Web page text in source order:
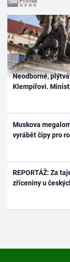
Neodborné,
Klempířovi.
Muskova
vyrábět čipy pro
REPORTÁŽ: Za
zříceniny u